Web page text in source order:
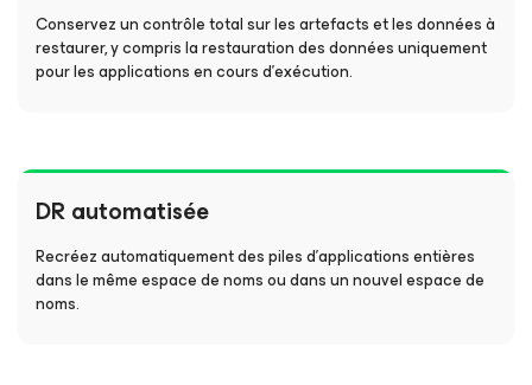
Conservez un contrôle total sur les artefacts et les données à
restaurer, y compris la restauration des données uniquement
pour les applications en cours d’exécution.
DR automatisée
Recréez automatiquement des piles d’applications entières
dans le même espace de noms ou dans un nouvel espace de
noms.